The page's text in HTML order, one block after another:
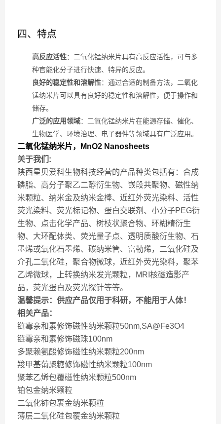
四、特点
高反应活性：二氧化锰纳米片具有高反应活性，可与多
种官能化分子进行快速、特异的反应。
良好的稳定性和溶解性：通过合适的制备方法，二氧化
锰纳米片可以具有良好的稳定性和溶解性，便于操作和
储存。
广泛的应用领域：二氧化锰纳米片在能源存储、催化、
生物医学、环境治理、电子器件等领域具有广泛应用。
二氧化锰纳米片，MnO2 Nanosheets‌
关于我们:
陕西星贝爱科生物科技经营的产品种类包括有：合成
磷脂、高分子聚乙二醇衍生物、嵌段共聚物、磁性纳
米颗粒、纳米金及纳米金棒、近红外荧光染料、活性
荧光染料、荧光标记物、蛋白交联剂、小分子PEG衍
生物、点击化学产品、树枝状聚合物、环糊精衍生
物、大环配体类、荧光量子点、透明质酸衍生物、石
墨烯或氧化石墨烯、碳纳米管、富勒烯，二氧化硅及
介孔二氧化硅，聚合物微球，近红外荧光染料，聚苯
乙烯微球，上转换纳米发光颗粒，MRI核磁造影产
品，荧光蛋白及荧光探针等等。
温馨提示：供应产品仅用于科研，不能用于人体！
相关产品：
链霉亲和素修饰磁性纳米颗粒50nm,SA@Fe3O4
链霉亲和素修饰磁珠100nm
多聚赖氨酸修饰磁性纳米颗粒200nm
羧甲基葡聚糖修饰磁性纳米颗粒100nm
聚苯乙烯包覆磁性纳米颗粒500nm
铂包金纳米颗粒
二氧化铈包裹金纳米颗粒
薄层二氧化硅包覆金纳米颗粒